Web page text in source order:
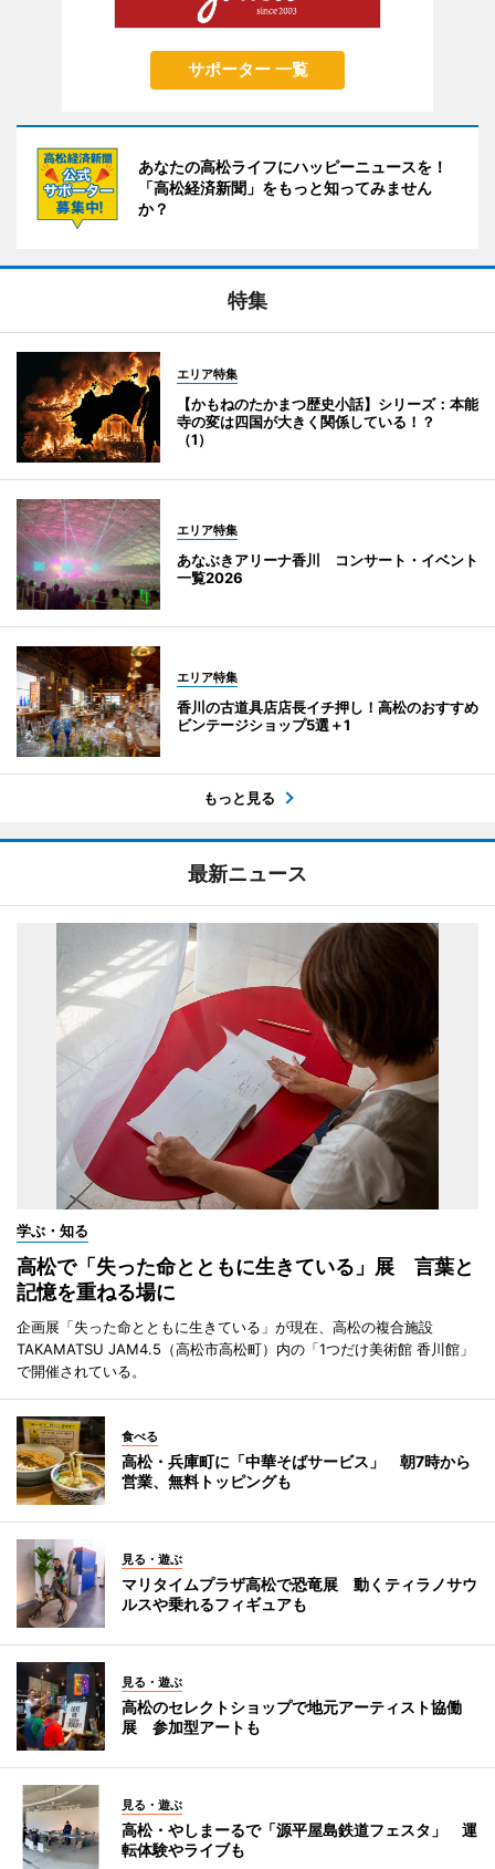
サポーター 一覧
あなたの高松ライフにハッピーニュースを！
「高松経済新聞」をもっと知ってみません
か？
特集
エリア特集
【かもねのたかまつ歴史小話】シリーズ：本能
寺の変は四国が大きく関係している！？
（1）
エリア特集
あなぶきアリーナ香川 コンサート・イベント
一覧2026
エリア特集
香川の古道具店店長イチ押し！高松のおすすめ
ビンテージショップ5選＋1
もっと見る
最新ニュース
学ぶ・知る
高松で「失った命とともに生きている」展 言葉と
記憶を重ねる場に
企画展「失った命とともに生きている」が現在、高松の複合施設
TAKAMATSU JAM4.5（高松市高松町）内の「1つだけ美術館 香川館」
で開催されている。
食べる
高松・兵庫町に「中華そばサービス」 朝7時から
営業、無料トッピングも
見る・遊ぶ
マリタイムプラザ高松で恐竜展 動くティラノサウ
ルスや乗れるフィギュアも
見る・遊ぶ
高松のセレクトショップで地元アーティスト協働
展 参加型アートも
見る・遊ぶ
高松・やしまーるで「源平屋島鉄道フェスタ」 運
転体験やライブも